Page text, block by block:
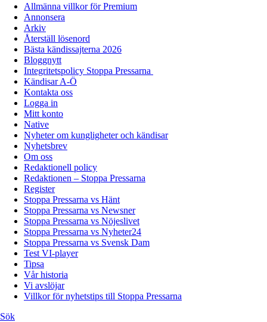
Allmänna villkor för Premium
Annonsera
Arkiv
Återställ lösenord
Bästa kändissajterna 2026
Bloggnytt
Integritetspolicy Stoppa Pressarna
Kändisar A-Ö
Kontakta oss
Logga in
Mitt konto
Native
Nyheter om kungligheter och kändisar
Nyhetsbrev
Om oss
Redaktionell policy
Redaktionen – Stoppa Pressarna
Register
Stoppa Pressarna vs Hänt
Stoppa Pressarna vs Newsner
Stoppa Pressarna vs Nöjeslivet
Stoppa Pressarna vs Nyheter24
Stoppa Pressarna vs Svensk Dam
Test VI-player
Tipsa
Vår historia
Vi avslöjar
Villkor för nyhetstips till Stoppa Pressarna
Sök